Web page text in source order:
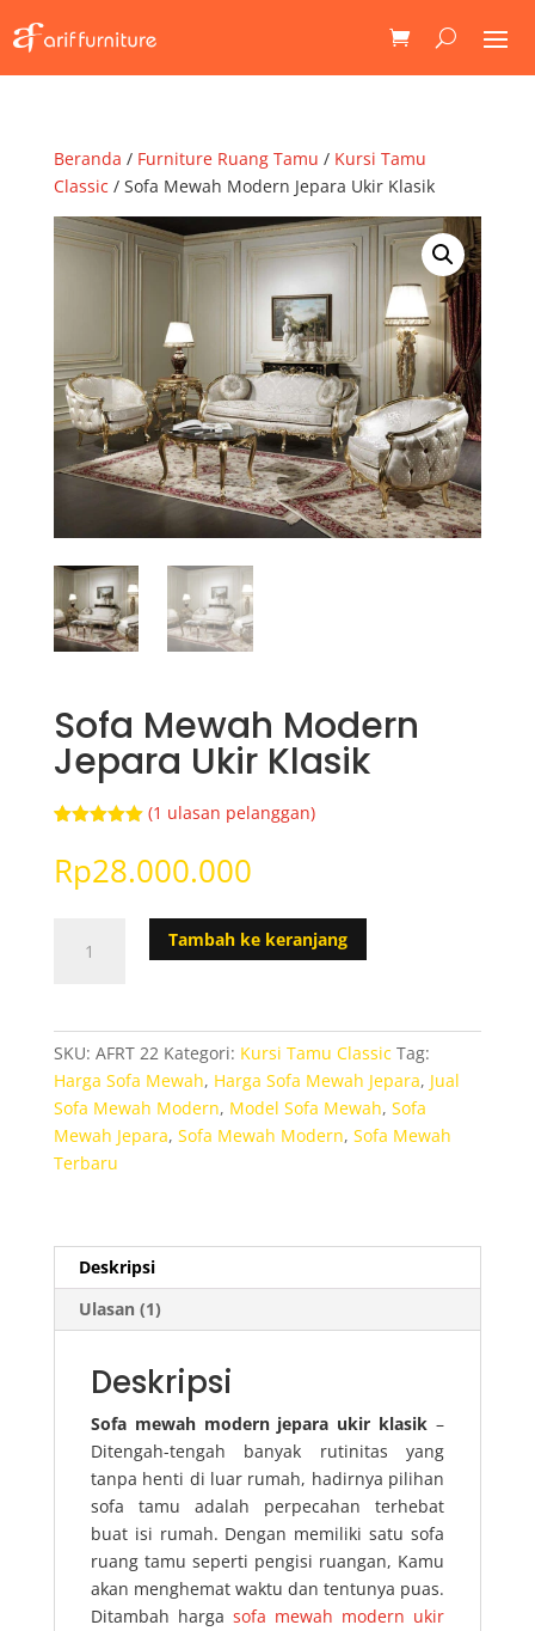
Beranda / Furniture Ruang Tamu / Kursi Tamu
Classic / Sofa Mewah Modern Jepara Ukir Klasik
Sofa Mewah Modern
Jepara Ukir Klasik
berdasarka
penilaian
(1 ulasan pelanggan)
Rp28.000.000
Klasik
Tambah ke keranjang
SKU: AFRT 22 Kategori: Kursi Tamu Classic Tag:
Harga Sofa Mewah, Harga Sofa Mewah Jepara, Jual
Sofa Mewah Modern, Model Sofa Mewah, Sofa
Mewah Jepara, Sofa Mewah Modern, Sofa Mewah
Terbaru
Deskripsi
Ulasan (1)
Deskripsi
Sofa mewah modern jepara ukir klasik–
Ditengah-tengah banyak rutinitas yang
tanpa henti di luar rumah, hadirnya pilihan
sofa tamu adalah perpecahan terhebat
buat isi rumah. Dengan memiliki satu sofa
ruang tamu seperti pengisi ruangan, Kamu
akan menghemat waktu dan tentunya puas.
Ditambah harga sofa mewah modern ukir